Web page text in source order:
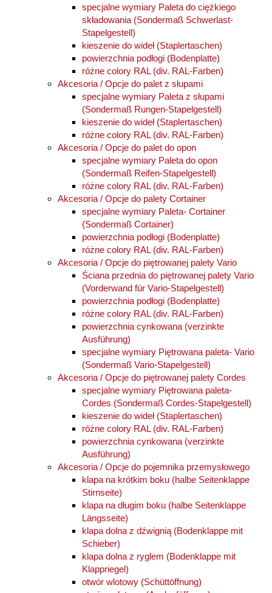
specjalne wymiary Paleta do ciężkiego
składowania (Sondermaß Schwerlast-
Stapelgestell)
kieszenie do wideł (Staplertaschen)
powierzchnia podłogi (Bodenplatte)
różne colory RAL (div. RAL-Farben)
Akcesoria / Opcje do palet z słupami
specjalne wymiary Paleta z słupami
(Sondermaß Rungen-Stapelgestell)
kieszenie do wideł (Staplertaschen)
różne colory RAL (div. RAL-Farben)
Akcesoria / Opcje do palet do opon
specjalne wymiary Paleta do opon
(Sondermaß Reifen-Stapelgestell)
różne colory RAL (div. RAL-Farben)
Akcesoria / Opcje do palety Cortainer
specjalne wymiary Paleta- Cortainer
(Sondermaß Cortainer)
powierzchnia podłogi (Bodenplatte)
różne colory RAL (div. RAL-Farben)
Akcesoria / Opcje do piętrowanej palety Vario
Ściana przednia do piętrowanej palety Vario
(Vorderwand für Vario-Stapelgestell)
powierzchnia podłogi (Bodenplatte)
różne colory RAL (div. RAL-Farben)
powierzchnia cynkowana (verzinkte
Ausführung)
specjalne wymiary Piętrowana paleta- Vario
(Sondermaß Vario-Stapelgestell)
Akcesoria / Opcje do piętrowanej palety Cordes
specjalne wymiary Piętrowana paleta-
Cordes (Sondermaß Cordes-Stapelgestell)
kieszenie do wideł (Staplertaschen)
różne colory RAL (div. RAL-Farben)
powierzchnia cynkowana (verzinkte
Ausführung)
Akcesoria / Opcje do pojemnika przemysłowego
klapa na krótkim boku (halbe Seitenklappe
Stirnseite)
klapa na długim boku (halbe Seitenklappe
Längsseite)
klapa dolna z dźwignią (Bodenklappe mit
Schieber)
klapa dolna z ryglem (Bodenklappe mit
Klappriegel)
otwór wlotowy (Schüttöffnung)